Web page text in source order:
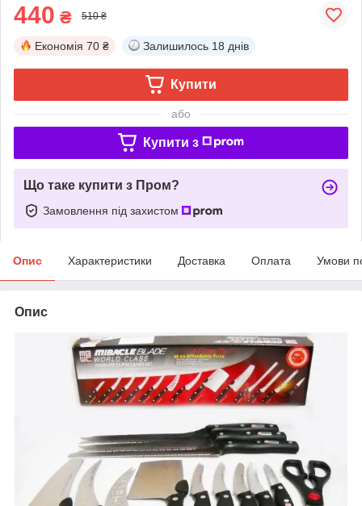
440 ₴ 510 ₴
Економія 70 ₴ Залишилось 18 днів
Купити
або
Купити з
Що таке купити з Пром?
Замовлення під захистом
Опис Характеристики Доставка Оплата Умови
Опис